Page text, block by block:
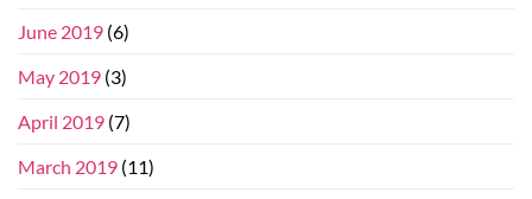
June 2019 (6)
May 2019 (3)
April 2019 (7)
March 2019 (11)